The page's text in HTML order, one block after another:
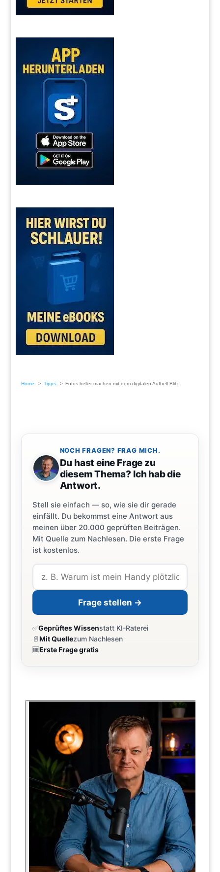
Home Tipps Fotos heller machen mit dem digitalen Aufhell-Blitz
NOCH FRAGEN? FRAG MICH.
Du hast eine Frage zu
diesem Thema? Ich hab die
Antwort.
Stell sie einfach — so, wie sie dir gerade
einfällt. Du bekommst eine Antwort aus
meinen über 20.000 geprüften Beiträgen.
Mit Quelle zum Nachlesen. Die erste Frage
ist kostenlos.
Frage stellen →
✅Geprüftes Wissenstatt KI-Raterei
📄Mit Quellezum Nachlesen
🆓Erste Frage gratis